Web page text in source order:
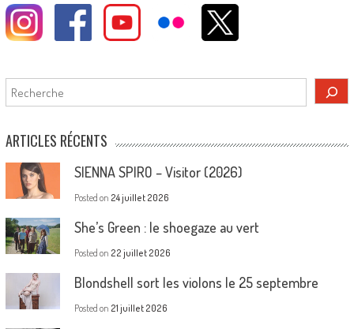
Rechercher
ARTICLES RÉCENTS
SIENNA SPIRO – Visitor (2026)
Posted on 24 juillet 2026
She’s Green : le shoegaze au vert
Posted on 22 juillet 2026
Blondshell sort les violons le 25 septembre
Posted on 21 juillet 2026